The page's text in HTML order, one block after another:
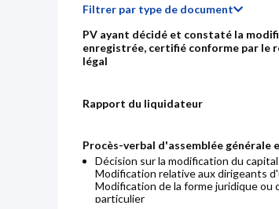
Chiffre d'affaires
Filtrer par type de document
PV ayant décidé et constaté la
enregistrée, certifié conforme par le
légal
Rapport du liquidateur
Procès-verbal d'assemblée
Décision sur la modification du
Modification relative aux dirigeants
Modification de la forme juridique ou
particulier